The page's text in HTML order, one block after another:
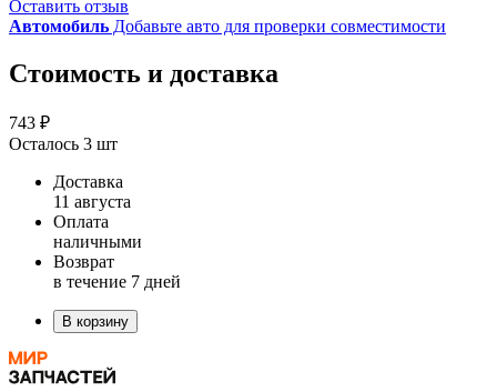
Оставить отзыв
Автомобиль Добавьте авто для проверки совместимости
Стоимость и доставка
743 ₽
Осталось 3 шт
Доставка
11 августа
Оплата
наличными
Возврат
в течение 7 дней
В корзину